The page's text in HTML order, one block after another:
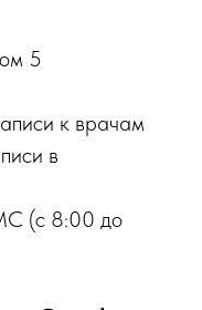
5
к врачам
в
(с 8:00 до